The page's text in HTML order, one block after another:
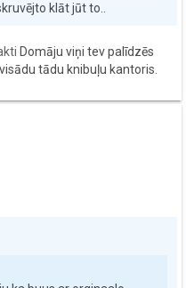
klāt jūt to..
Domāju viņi tev palīdzēs
tādu knibuļu kantoris.